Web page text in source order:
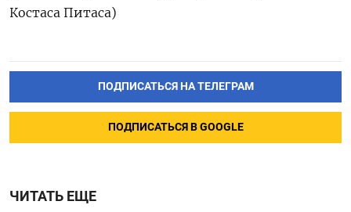
Костаса Питаса)
ПОДПИСАТЬСЯ НА ТЕЛЕГРАМ
ПОДПИСАТЬСЯ В GOOGLE
ЧИТАТЬ ЕЩЕ